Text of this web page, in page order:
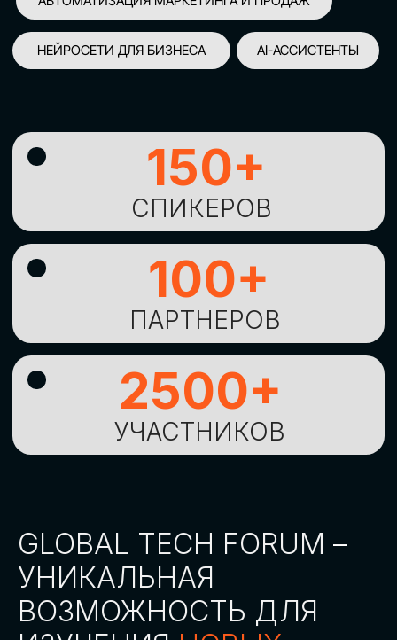
GLOBAL TECH FORUM –
ИЗУЧЕНИЯНОВЫХ
ТЕХНОЛОГИЙИ
СТРАТЕГИЧЕСКИХ
ПОДХОДОВ К ЦИФРОВОЙ
ТРАНСФОРМАЦИИ
БИЗНЕСА
ОСТАВИТЬ
ЗАЯВКУ
СКАЧАТЬ ПРОГРАММУ
СТАТЬ СПИКЕРОМ
Оставьте заявку, наши менеджеры